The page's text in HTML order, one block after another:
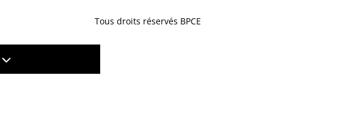
Tous droits réservés BPCE